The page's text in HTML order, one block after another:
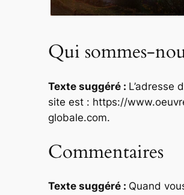
Qui sommes-
Texte suggéré : L’adresse
site est : https://
globale.com.
Commentaires
Texte suggéré : Quand